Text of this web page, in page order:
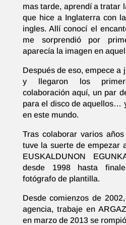
mas tarde, aprendí a tratar
que hice a Inglaterra con
ingles. Allí conocí el
me sorprendió por
aparecía la imagen en
Después de eso, empece a
y llegaron los
colaboración aquí, un par
para el disco de aquellos…
en este mundo.
Tras colaborar varios
tuve la suerte de empezar
EUSKALDUNON
desde 1998 hasta
fotógrafo de plantilla.
Desde comienzos de
agencia, trabaje en
en marzo de 2013 se